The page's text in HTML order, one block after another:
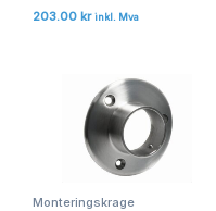
203.00 kr inkl. Mva
Monteringskrage